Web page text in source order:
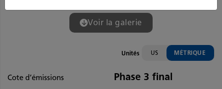
Voir la galerie
Unités US MÉTRIQUE
Cote d’émissions Phase 3 final